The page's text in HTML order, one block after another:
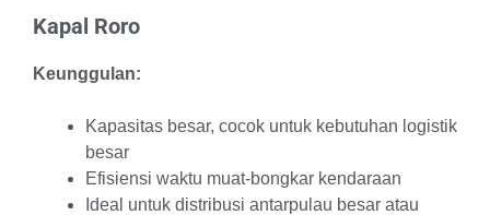
Kapal Roro
Keunggulan:
Kapasitas besar, cocok untuk kebutuhan logistik
besar
Efisiensi waktu muat-bongkar kendaraan
Ideal untuk distribusi antarpulau besar atau